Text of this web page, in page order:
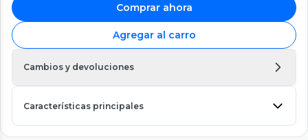
Comprar ahora
Agregar al carro
Cambios y devoluciones
Características principales